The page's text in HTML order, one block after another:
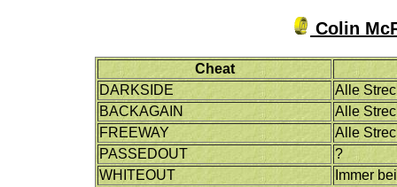
Colin
Cheat
DARKSIDE
Alle
BACKAGAIN
Alle
FREEWAY
Alle
PASSEDOUT
?
WHITEOUT
Immer